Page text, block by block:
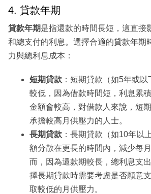
4. 貸款年期
貸款年期是指還款的時間長短，這直接
和總支付的利息。選擇合適的貸款年期
力與總利息成本：
短期貸款 ：短期貸款（如5年或
較低，因為借款時間短，利息累
金額會較高，對借款人來說，短
承擔較高月供壓力的人士。
長期貸款 ：長期貸款（如10年以
額分散在更長的時間內，減少每
而，因為還款期較長，總利息支
擇長期貸款時需要考慮是否願意
取較低的月供壓力。